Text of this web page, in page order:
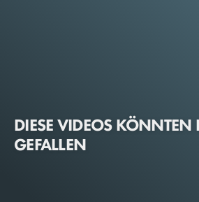
DIESE VIDEOS KÖNNTEN
GEFALLEN